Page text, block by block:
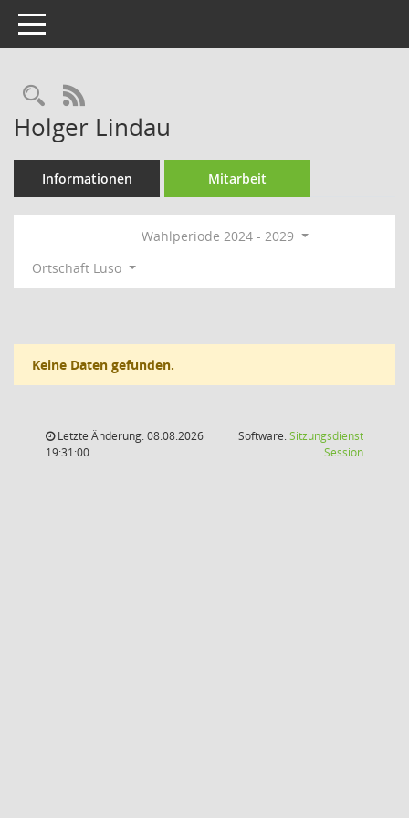
Toggle navigation
Rechercheauswahl
RSS-Feed
Holger Lindau
Informationen Mitarbeit
Wahlperiode 2024 - 2029
Ortschaft Luso
Keine Daten gefunden.
Letzte Änderung: 08.08.2026
19:31:00
Software:Sitzungsdienst
Session(Wird in